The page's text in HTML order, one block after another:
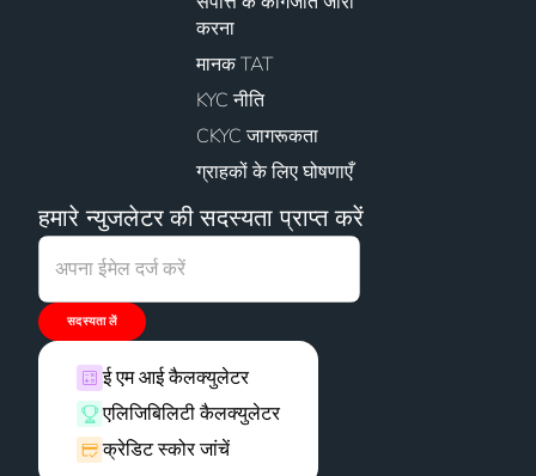
करना
मानक TAT
KYC नीति
CKYC जागरूकता
ग्राहकों के लिए घोषणाएँ
हमारे न्युजलेटर की सदस्यता प्राप्त करें
सदस्यता लें
ई एम आई कैलक्युलेटर
एलिजिबिलिटी कैलक्युलेटर
क्रेडिट स्कोर जांचें